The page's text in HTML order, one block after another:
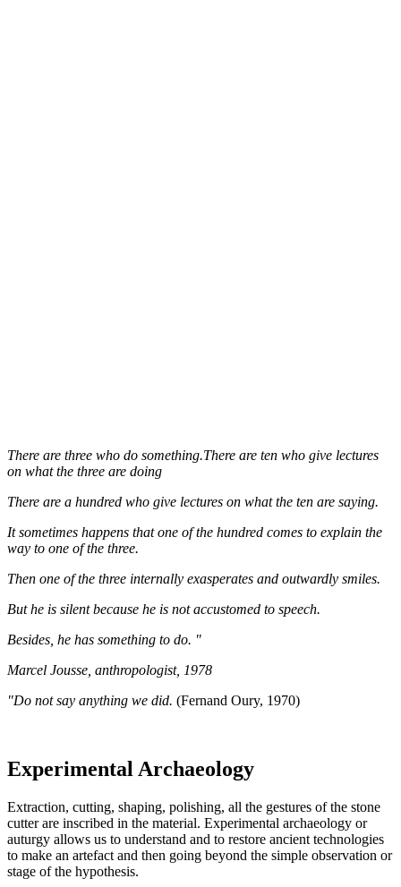
There are three who do something.There are ten who give lectures
on what the three are doing
There are a hundred who give lectures on what the ten are saying.
It sometimes happens that one of the hundred comes to explain the
way to one of the three.
Then one of the three internally exasperates and outwardly smiles.
But he is silent because he is not accustomed to speech.
Besides, he has something to do. "
Marcel Jousse, anthropologist, 1978
"Do not say anything we did. (Fernand Oury, 1970)
Experimental Archaeology
Extraction, cutting, shaping, polishing, all the gestures of the stone
cutter are inscribed in the material. Experimental archaeology or
auturgy allows us to understand and to restore ancient technologies
to make an artefact and then going beyond the simple observation or
stage of the hypothesis.